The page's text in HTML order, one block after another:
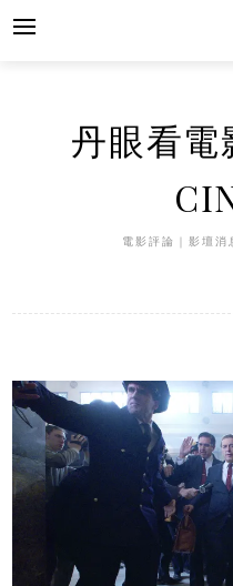
Skip
丹眼看電
電影評論｜影壇消